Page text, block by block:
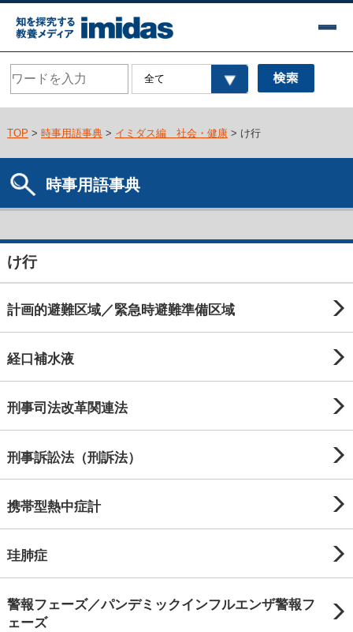
TOP > 時事用語事典> イミダス編 社会・健康> け行
時事用語事典
け行
計画的避難区域／緊急時避難準備区域
経口補水液
刑事司法改革関連法
刑事訴訟法（刑訴法）
携帯型熱中症計
珪肺症
警報フェーズ／パンデミックインフルエンザ警報フ
ェーズ